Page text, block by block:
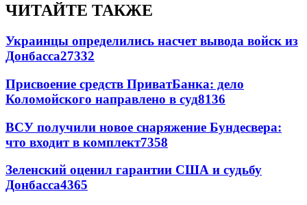
ЧИТАЙТЕ ТАКЖЕ
Украинцы определились насчет вывода войск из
Донбасса27332
Присвоение средств ПриватБанка: дело
Коломойского направлено в суд8136
ВСУ получили новое снаряжение Бундесвера:
что входит в комплект7358
Зеленский оценил гарантии США и судьбу
Донбасса4365